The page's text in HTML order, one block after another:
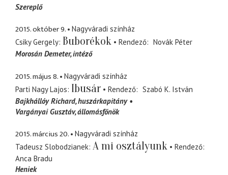
Szereplő
2015. október 9.
Nagyváradi színház
Csiky Gergely Buborékok Rendező
Novák Péter
Morosán Demeter intéző
2015. május 8.
Nagyváradi színház
Parti Nagy Lajos Ibusár Rendező
Szabó K. István
Bajkhállóy Richard huszárkapitány
Vargányai Gusztáv állomásfőnök
2015. március 20.
Nagyváradi színház
Tadeusz Slobodzianek A mi osztályunk
Rendező
Anca Bradu
Heniek